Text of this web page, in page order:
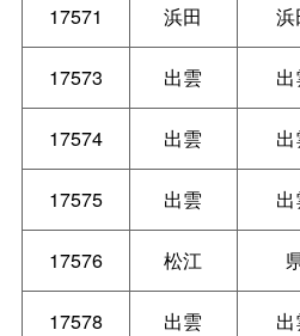
17571 浜田
17573 出雲
17574 出雲
17575 出雲
17576 松江
17578 出雲